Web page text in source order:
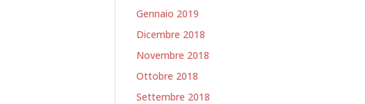
Gennaio 2019
Dicembre 2018
Novembre 2018
Ottobre 2018
Settembre 2018